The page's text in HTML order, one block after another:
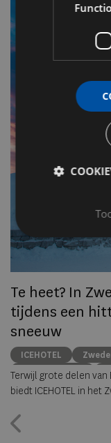
Te heet? In
tijdens een
sneeuw
ICEHOTEL
summer travel
Terwijl grote delen
biedt ICEHOTEL in het
hele jaar geopend,